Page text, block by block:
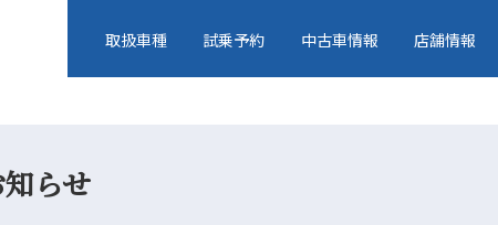
取扱車種 試乗予約 中古車情報 店舗情報
らせ